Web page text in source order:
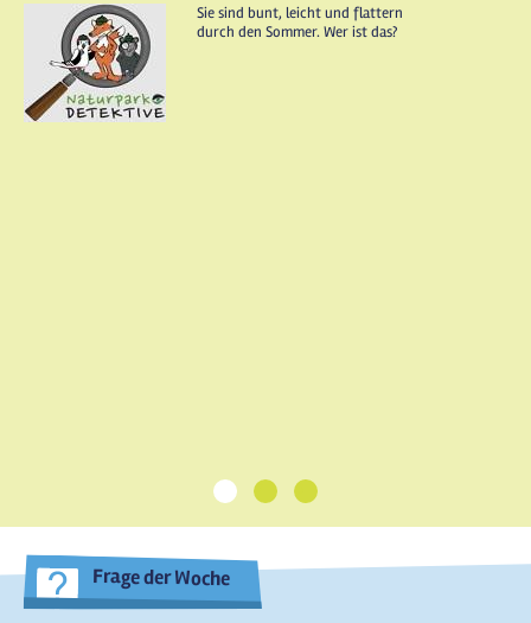
Sie sind bunt, leicht und flattern
durch den Sommer. Wer ist das?
1 2 3
Frage der Woche